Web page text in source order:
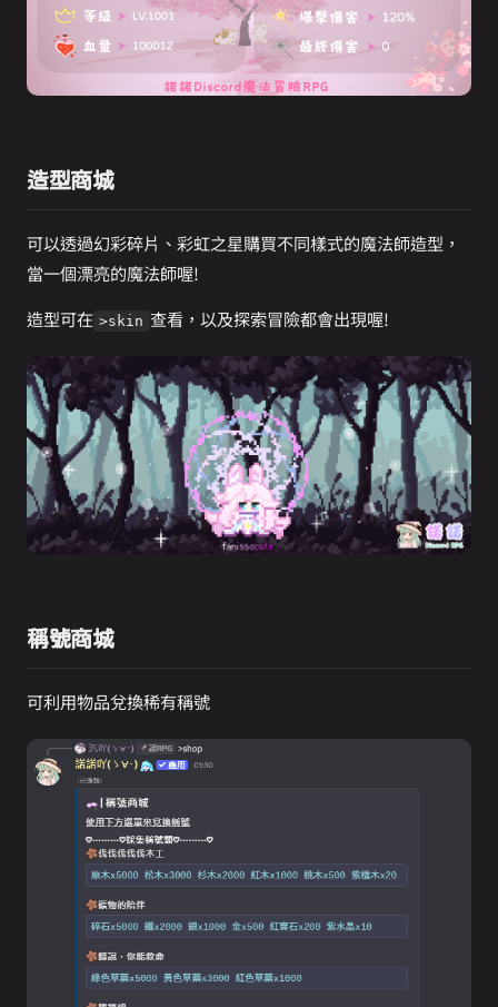
造型商城
可以透過幻彩碎片、彩虹之星購買不同樣式的魔法師造型，
當一個漂亮的魔法師喔!
造型可在 >skin 查看，以及探索冒險都會出現喔!
稱號商城
可利用物品兌換稀有稱號